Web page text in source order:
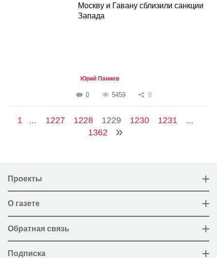
Москву и Гавану сблизили санкции
Запада
Юрий Паниев
0 5459 8
1 ... 1227 1228 1229 1230 1231
...
1362
Проекты
О газете
Обратная связь
Подписка